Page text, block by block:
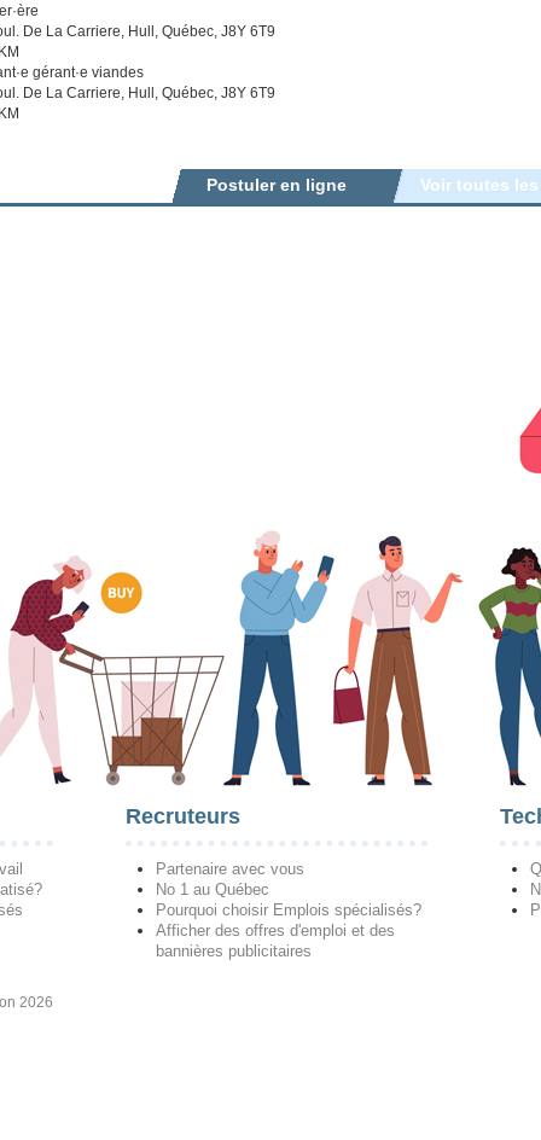
De La Carriere, Hull, Québec, J8Y 6T9
gérant·e viandes
De La Carriere, Hull, Québec, J8Y 6T9
Voir toutes
Postuler en ligne
Recruteurs
Partenaire avec vous
No 1 au Québec
Pourquoi choisir Emplois spécialisés?
Afficher des offres d'emploi et des
bannières publicitaires
2026